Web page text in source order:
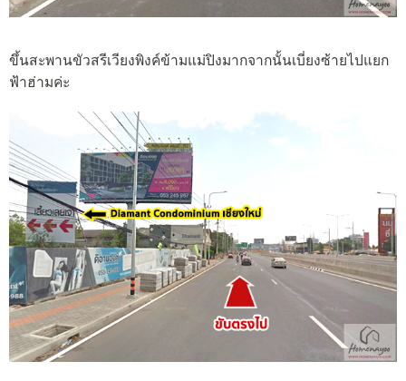
ขึ้นสะพานขัวสรีเวียงพิงค์ข้ามแม่ปิงมากจากนั้นเบี่ยงซ้ายไปแยก
ฟ้าฮ่ามค่ะ